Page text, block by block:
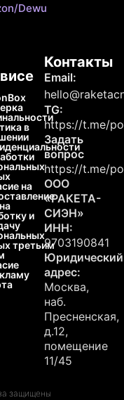
Dewu
в
на
и
третьим
Контакты
Email:
TG:
https://t.me/
Задать
вопрос
https://t.me/
ООО
«РАКЕТА-
СИЭН»
ИНН:
9703190841
Юридический
адрес:
Москва,
наб.
Пресненская,
д.12,
помещение
11/45
защищены